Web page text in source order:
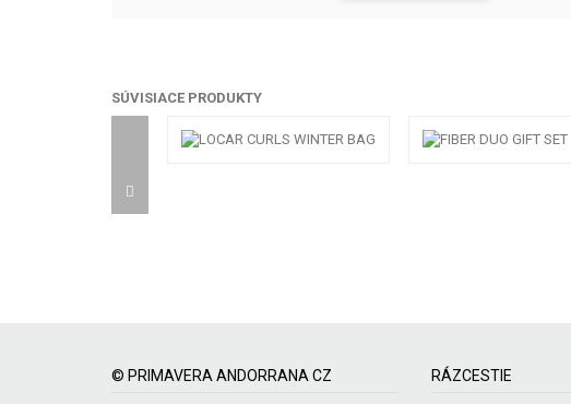
SÚVISIACE PRODUKTY
© PRIMAVERA ANDORRANA CZ RÁZCESTIE